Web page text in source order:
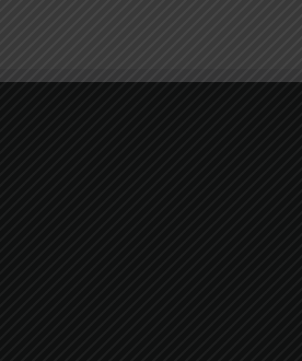
PRODUCTO